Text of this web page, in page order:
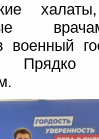
военный